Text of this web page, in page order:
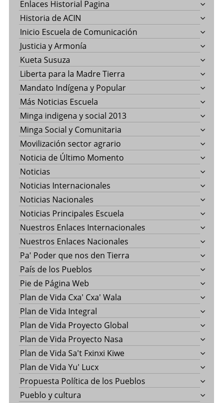
Enlaces Historial Pagina
Historia de ACIN
Inicio Escuela de Comunicación
Justicia y Armonía
Kueta Susuza
Liberta para la Madre Tierra
Mandato Indígena y Popular
Más Noticias Escuela
Minga indigena y social 2013
Minga Social y Comunitaria
Movilización sector agrario
Noticia de Último Momento
Noticias
Noticias Internacionales
Noticias Nacionales
Noticias Principales Escuela
Nuestros Enlaces Internacionales
Nuestros Enlaces Nacionales
Pa' Poder que nos den Tierra
País de los Pueblos
Pie de Página Web
Plan de Vida Cxa' Cxa' Wala
Plan de Vida Integral
Plan de Vida Proyecto Global
Plan de Vida Proyecto Nasa
Plan de Vida Sa't Fxinxi Kiwe
Plan de Vida Yu' Lucx
Propuesta Política de los Pueblos
Pueblo y cultura